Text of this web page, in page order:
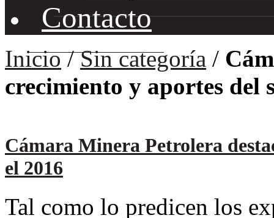
Contacto
Inicio/Sin categoría /
crecimiento y aportes del
Cámara Minera Petrolera
el 2016
Tal como lo predicen los